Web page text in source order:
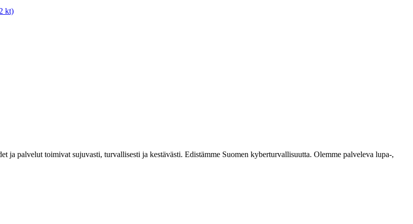
kt)
ja palvelut toimivat sujuvasti, turvallisesti ja kestävästi. Edistämme Suomen kyberturvallisuutta. Olemme palveleva lupa-,